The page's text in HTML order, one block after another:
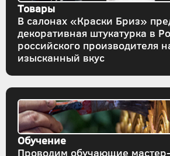
Товары
В салонах «Краски Бриз»
декоративная штукатурка в
российского производителя
изысканный вкус
Обучение
Проводим обучающие